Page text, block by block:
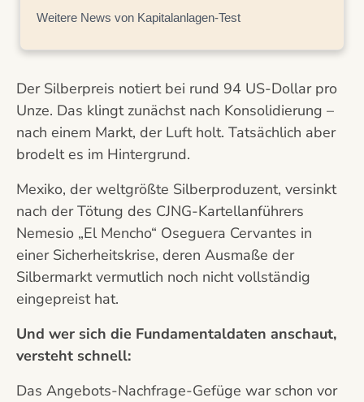
Weitere News von Kapitalanlagen-Test
Der Silberpreis notiert bei rund 94 US-Dollar pro
Unze. Das klingt zunächst nach Konsolidierung –
nach einem Markt, der Luft holt. Tatsächlich aber
brodelt es im Hintergrund.
Mexiko, der weltgrößte Silberproduzent, versinkt
nach der Tötung des CJNG-Kartellanführers
Nemesio „El Mencho“ Oseguera Cervantes in
einer Sicherheitskrise, deren Ausmaße der
Silbermarkt vermutlich noch nicht vollständig
eingepreist hat.
Und wer sich die Fundamentaldaten anschaut,
versteht schnell:
Das Angebots-Nachfrage-Gefüge war schon vor